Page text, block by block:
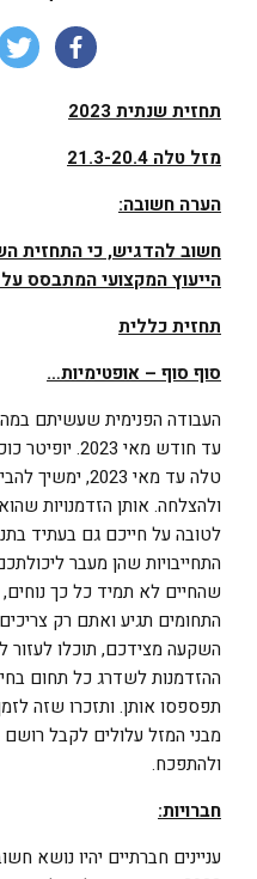
תחזית שנתית 2023
מזל טלה 21.3-20.4
הערה חשובה:
חשוב להדגיש, כי התחזית
הייעוץ המקצועי המתבסס
תחזית כללית
סוף סוף – אופטימיות…
עד חודש מאי
טלה עד מאי
ולהצלחה. אותן הזדמנויות
לטובה על חייכם גם בעתיד
התחייבויות שהן מעבר
שהחיים לא תמיד כל כך
התחומים תגיע ואתם רק
השקעה מצידכם, תוכלו לעזור
ההזדמנות לשדרג כל תחום
תפספסו אותן. ותזכרו שזה
מבני המזל עלולים לקבל
ולהתפכח.
חברויות:
עניינים חברתיים יהיו נושא